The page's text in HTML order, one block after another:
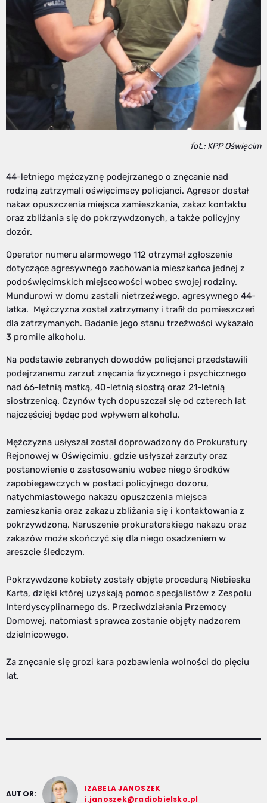
fot.: KPP Oświęcim
44-letniego mężczyznę podejrzanego o znęcanie nad
rodziną zatrzymali oświęcimscy policjanci. Agresor dostał
nakaz opuszczenia miejsca zamieszkania, zakaz kontaktu
oraz zbliżania się do pokrzywdzonych, a także policyjny
dozór.
Operator numeru alarmowego 112 otrzymał zgłoszenie
dotyczące agresywnego zachowania mieszkańca jednej z
podoświęcimskich miejscowości wobec swojej rodziny.
Mundurowi w domu zastali nietrzeźwego, agresywnego 44-
latka. Mężczyzna został zatrzymany i trafił do pomieszczeń
dla zatrzymanych. Badanie jego stanu trzeźwości wykazało
3 promile alkoholu.
Na podstawie zebranych dowodów policjanci przedstawili
podejrzanemu zarzut znęcania fizycznego i psychicznego
nad 66-letnią matką, 40-letnią siostrą oraz 21-letnią
siostrzenicą. Czynów tych dopuszczał się od czterech lat
najczęściej będąc pod wpływem alkoholu.
Mężczyzna usłyszał został doprowadzony do Prokuratury
Rejonowej w Oświęcimiu, gdzie usłyszał zarzuty oraz
postanowienie o zastosowaniu wobec niego środków
zapobiegawczych w postaci policyjnego dozoru,
natychmiastowego nakazu opuszczenia miejsca
zamieszkania oraz zakazu zbliżania się i kontaktowania z
pokrzywdzoną. Naruszenie prokuratorskiego nakazu oraz
zakazów może skończyć się dla niego osadzeniem w
areszcie śledczym.
Pokrzywdzone kobiety zostały objęte procedurą Niebieska
Karta, dzięki której uzyskają pomoc specjalistów z Zespołu
Interdyscyplinarnego ds. Przeciwdziałania Przemocy
Domowej, natomiast sprawca zostanie objęty nadzorem
dzielnicowego.
Za znęcanie się grozi kara pozbawienia wolności do pięciu
lat.
AUTOR:
IZABELA JANOSZEK
i.janoszek@radiobielsko.pl